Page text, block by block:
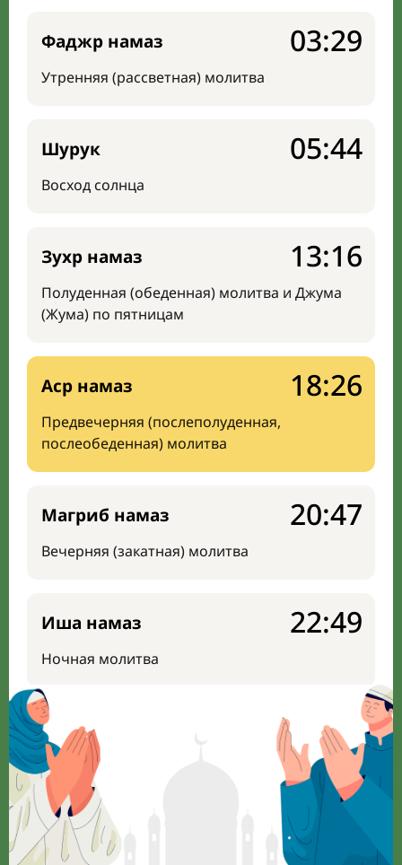
Фаджр намаз
Утренняя (рассветная) молитва
03:29
Шурук
Восход солнца
05:44
Зухр намаз
Полуденная (обеденная) молитва и Джума
(Жума) по пятницам
13:16
Аср намаз
Предвечерняя (послеполуденная,
послеобеденная) молитва
18:26
Магриб намаз
Вечерняя (закатная) молитва
20:47
Иша намаз
Ночная молитва
22:49